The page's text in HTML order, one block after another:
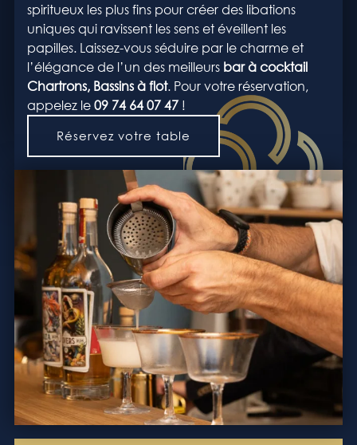
spiritueux les plus fins pour créer des libations
uniques qui ravissent les sens et éveillent les
papilles. Laissez-vous séduire par le charme et
l’élégance de l’un des meilleurs bar à cocktail
Chartrons, Bassins à flot. Pour votre réservation,
appelez le09 74 64 07 47 !
Réservez votre table